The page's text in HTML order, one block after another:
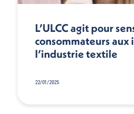
L’ULCC agit pour
consommateurs aux
l’industrie textile
22/01/2025